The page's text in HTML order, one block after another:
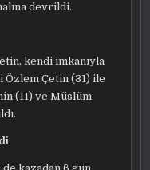
devrildi.
kendi imkanıyla
Çetin (31) ile
(11) ve Müslüm